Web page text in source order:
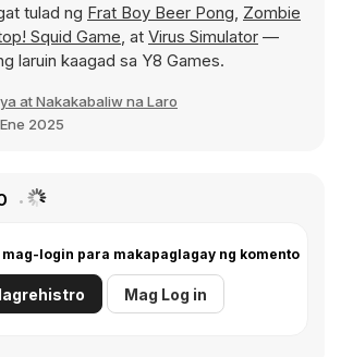
tulad ng Frat Boy Beer Pong, Zombie
Squid Game, at Virus Simulator —
laruin kaagad sa Y8 Games.
at Nakakabaliw na Laro
2025
login para makapaglagay ng komento
Mag Log in